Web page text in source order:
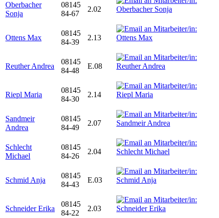
Oberbacher
Sonja
08145
84-67
2.02
Ottens Max
08145
84-39
2.13
Reuther Andrea
08145
84-48
E.08
Riepl Maria
08145
84-30
2.14
Sandmeir
Andrea
08145
84-49
2.07
Schlecht
Michael
08145
84-26
2.04
Schmid Anja
08145
84-43
E.03
Schneider Erika
08145
84-22
2.03